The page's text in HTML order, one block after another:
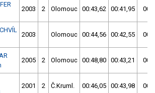
2003 2 Olomouc 00:43,62 00:41,95
2003 Olomouc 00:44,56 00:42,55
2005 2 Olomouc 00:48,80 00:43,21
2001 2 Č.Kruml. 00:46,05 00:43,98